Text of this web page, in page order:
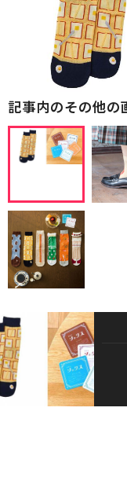
記事内のその他の